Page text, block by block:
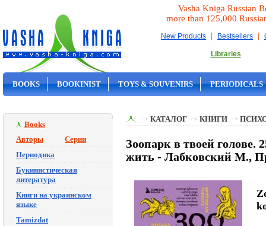
Vasha Kniga Russian
more than 125,000
New Products | Bestsellers |
Libraries
BOOKS BOOKINIST TOYS & SOUVENIRS PERIODICALS
Books
Авторы
Серии
Периодика
Букинистическая
литература
Книги на украинском
языке
Tamizdat
КАТАЛОГ КНИГИ
Зоопарк в твоей
жить - Лабковский М.,